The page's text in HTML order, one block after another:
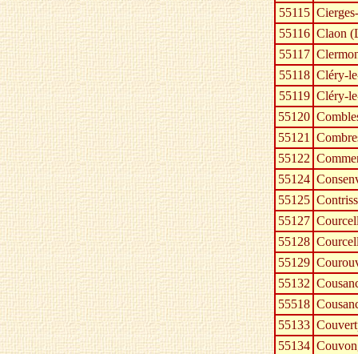
55115
55116 Claon
55117
55118 Cléry-
55119 Cléry-
55120
55121
55122
55124
55125
55127
55128
55129
55132
55518
55133
55134